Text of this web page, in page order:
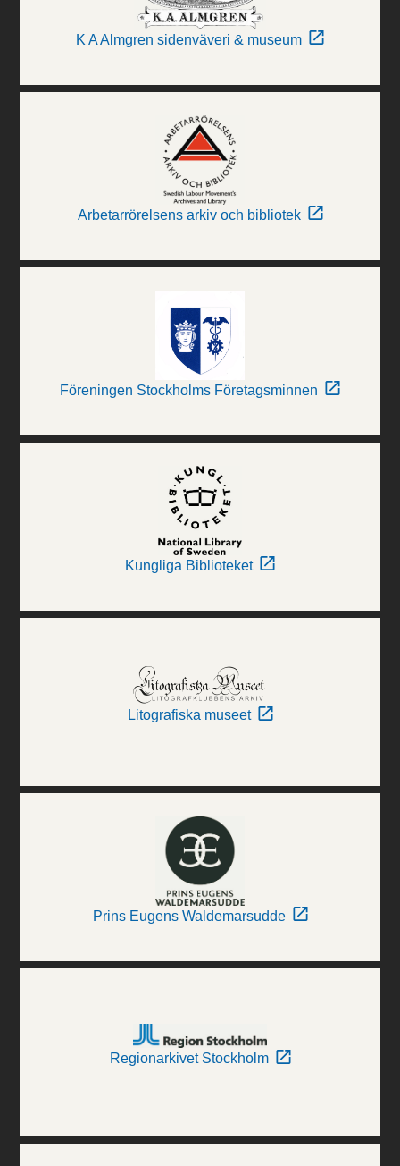
K A Almgren sidenväveri & museum
Arbetarrörelsens arkiv och bibliotek
Föreningen Stockholms Företagsminnen
Kungliga Biblioteket
Litografiska museet
Prins Eugens Waldemarsudde
Regionarkivet Stockholm